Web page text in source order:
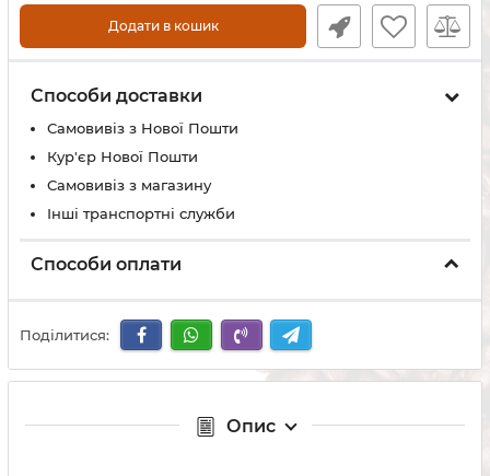
Додати в кошик
Способи доставки
Самовивіз з Нової Пошти
Кур'єр Нової Пошти
Самовивіз з магазину
Інші транспортні служби
Способи оплати
Поділитися:
Опис